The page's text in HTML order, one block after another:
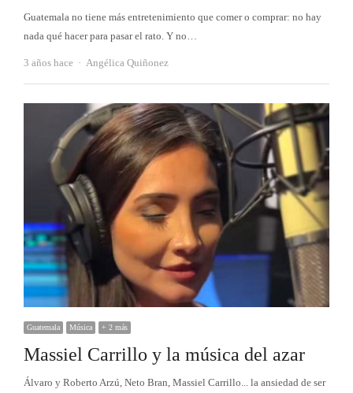
Guatemala no tiene más entretenimiento que comer o comprar: no hay
nada qué hacer para pasar el rato. Y no…
3 años hace Autor
Angélica Quiñonez
Guatemala Música + 2 más
Massiel Carrillo y la música del azar
Álvaro y Roberto Arzú, Neto Bran, Massiel Carrillo... la ansiedad de ser